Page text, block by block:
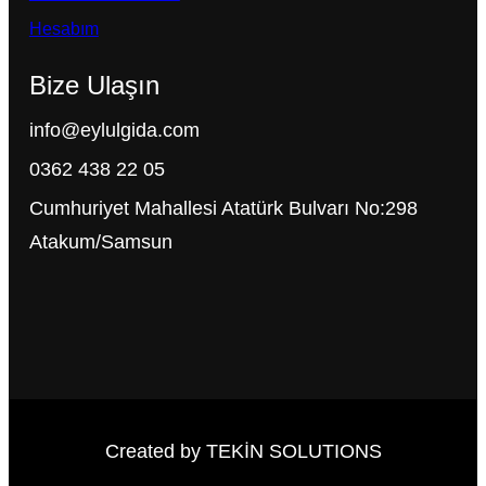
Hesabım
Bize Ulaşın
info@eylulgida.com
0362 438 22 05
Cumhuriyet Mahallesi Atatürk Bulvarı No:298
Atakum/Samsun
Created by TEKİN SOLUTIONS